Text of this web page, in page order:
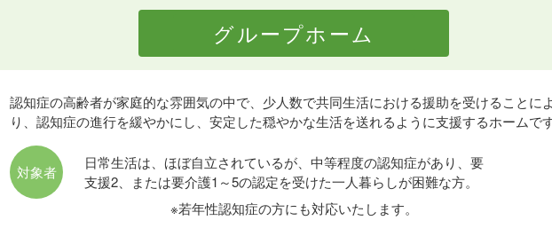
グループホーム
認知症の高齢者が家庭的な雰囲気の中で、少人数で共同生活における援助を受けることによ
り、認知症の進行を緩やかにし、安定した穏やかな生活を送れるように支援するホームです
対象者
日常生活は、ほぼ自立されているが、中等程度の認知症があり、要
支援2、または要介護1～5の認定を受けた一人暮らしが困難な方。
※若年性認知症の方にも対応いたします。